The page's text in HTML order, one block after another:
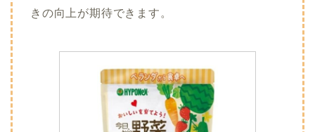
きの向上が期待できます。